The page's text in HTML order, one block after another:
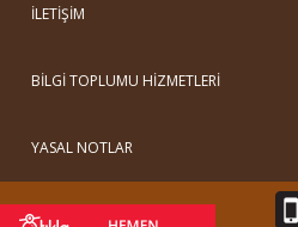
İLETİŞİM
BİLGİ TOPLUMU HİZMETLERİ
YASAL NOTLAR